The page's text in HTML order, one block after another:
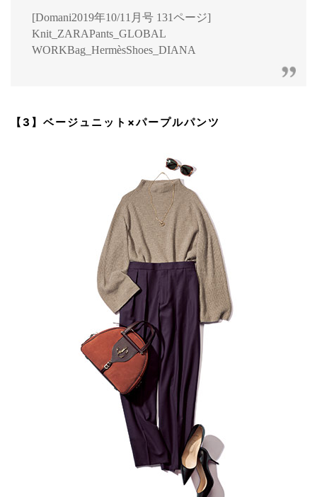
[Domani2019年10/11月号 131ページ]
Knit_ZARAPants_GLOBAL
WORKBag_HermèsShoes_DIANA
【3】ベージュニット×パープルパンツ